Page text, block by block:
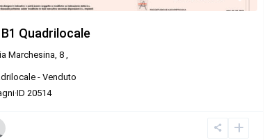
Quadrilocale
Marchesina, 8 ,
- Venduto
·ID 20514